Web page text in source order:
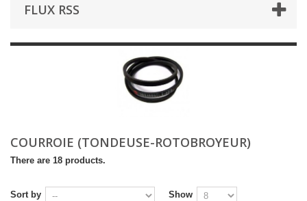
FLUX RSS
COURROIE (TONDEUSE-ROTOBROYEUR)
There are 18 products.
Sort by
Show